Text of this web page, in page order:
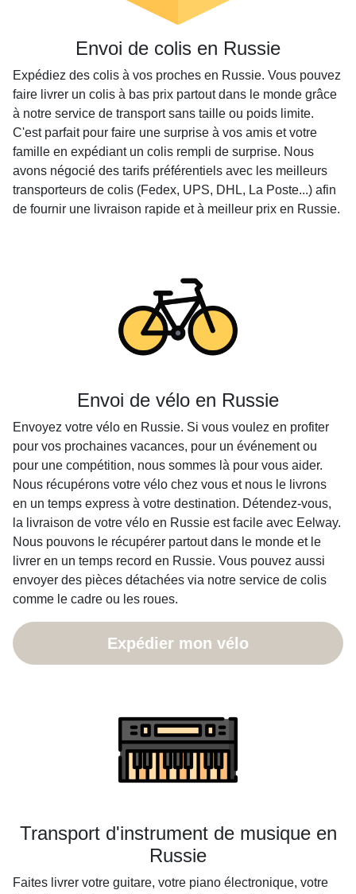
Envoi de colis en Russie
Expédiez des colis à vos proches en Russie. Vous pouvez
faire livrer un colis à bas prix partout dans le monde grâce
à notre service de transport sans taille ou poids limite.
C'est parfait pour faire une surprise à vos amis et votre
famille en expédiant un colis rempli de surprise. Nous
avons négocié des tarifs préférentiels avec les meilleurs
transporteurs de colis (Fedex, UPS, DHL, La Poste...) afin
de fournir une livraison rapide et à meilleur prix en Russie.
Envoi de vélo en Russie
Envoyez votre vélo en Russie. Si vous voulez en profiter
pour vos prochaines vacances, pour un événement ou
pour une compétition, nous sommes là pour vous aider.
Nous récupérons votre vélo chez vous et nous le livrons
en un temps express à votre destination. Détendez-vous,
la livraison de votre vélo en Russie est facile avec Eelway.
Nous pouvons le récupérer partout dans le monde et le
livrer en un temps record en Russie. Vous pouvez aussi
envoyer des pièces détachées via notre service de colis
comme le cadre ou les roues.
Expédier mon vélo
Transport d'instrument de musique en
Russie
Faites livrer votre guitare, votre piano électronique, votre